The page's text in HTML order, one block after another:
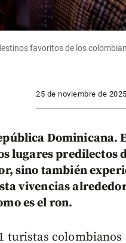
favoritos de los
25 de noviembre de 2025
Dominicana.
lugares predilectos
sino también
vivencias
es el ron.
turistas